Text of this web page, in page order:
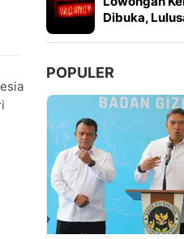
Dibuka,
POPULER